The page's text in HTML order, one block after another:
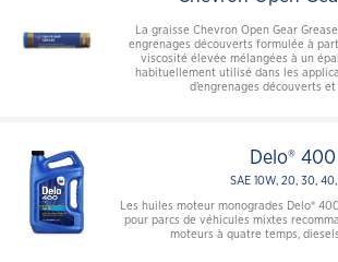
La graisse Chevron Open Gear
engrenages découverts formulée à
viscosité élevée mélangées à un
habituellement utilisé dans les
d’engrenages découverts
Delo® 400
SAE 10W, 20, 30,
Les huiles moteur monogrades Delo®
pour parcs de véhicules mixtes
moteurs à quatre temps,